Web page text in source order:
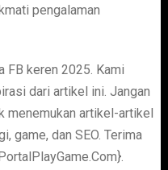
pengalaman
FB keren 2025. Kami
dari artikel ini. Jangan
menemukan artikel-artikel
game, dan SEO. Terima